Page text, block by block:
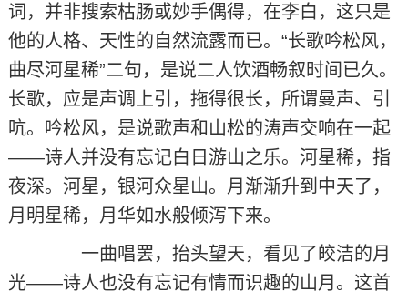
词，并非搜索枯肠或妙手偶得，在李白，这只是
他的人格、天性的自然流露而已。“长歌吟松风，
曲尽河星稀”二句，是说二人饮酒畅叙时间已久。
长歌，应是声调上引，拖得很长，所谓曼声、引
吭。吟松风，是说歌声和山松的涛声交响在一起
——诗人并没有忘记白日游山之乐。河星稀，指
夜深。河星，银河众星山。月渐渐升到中天了，
月明星稀，月华如水般倾泻下来。
一曲唱罢，抬头望天，看见了皎洁的月
光——诗人也没有忘记有情而识趣的山月。这首